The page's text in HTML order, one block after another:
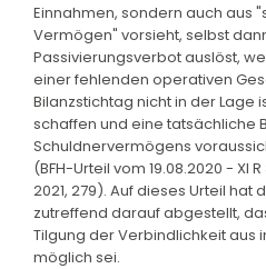
Einnahmen, sondern auch aus
Vermögen" vorsieht, selbst
Passivierungsverbot auslöst,
einer fehlenden operativen
Bilanzstichtag nicht in der Lage
schaffen und eine tatsächliche
Schuldnervermögens
(BFH-Urteil vom 19.08.2020 - XI R
2021, 279). Auf dieses Urteil hat
zutreffend darauf abgestellt,
Tilgung der Verbindlichkeit aus
möglich sei.